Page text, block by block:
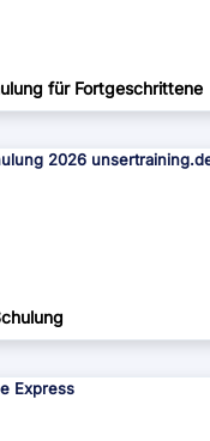
für Fortgeschrittene